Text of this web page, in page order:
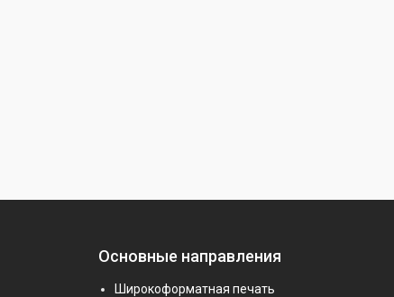
Основные направления
Широкоформатная печать